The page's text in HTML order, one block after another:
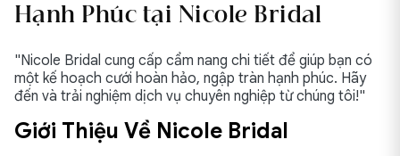
Hạnh Phúc tại Nicole Bridal
"Nicole Bridal cung cấp cẩm nang chi tiết để giúp bạn có
một kế hoạch cưới hoàn hảo, ngập tràn hạnh phúc. Hãy
đến và trải nghiệm dịch vụ chuyên nghiệp từ chúng tôi!"
Giới Thiệu Về Nicole Bridal